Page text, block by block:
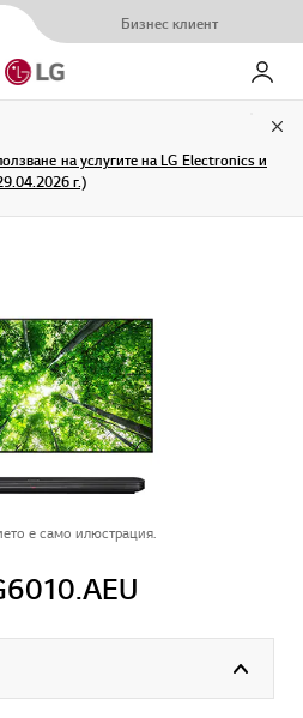
Бизнес клиент
Моят
на услугите на LG Electronics и
г.)
е само илюстрация.